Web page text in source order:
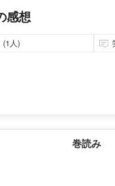
感想
(1人)
巻読み